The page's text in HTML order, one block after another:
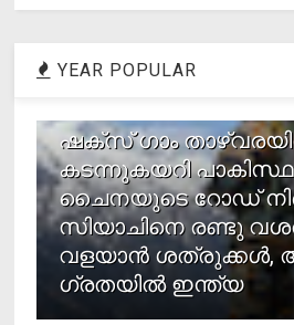
YEAR POPULAR
ഷക്സ് ​ഗാം
കടന്നുകയറി
ചൈനയുടെ റോഡ്
സിയാചിനെ രണ്ടു
വളയാൻ ശത്രുക്കൾ,
ഗ്രതയിൽ ഇന്ത്യ